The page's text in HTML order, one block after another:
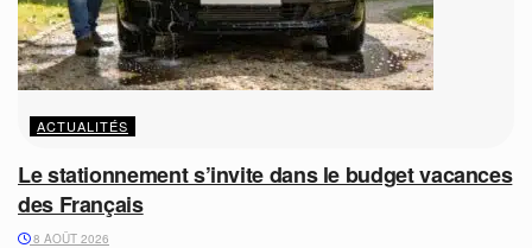
ACTUALITÉS
Le stationnement s’invite dans le budget vacances
des Français
8 AOÛT 2026